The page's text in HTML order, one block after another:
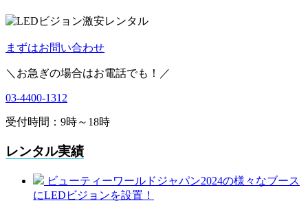
まずはお問い合わせ
＼お急ぎの場合はお電話でも！／
03-4400-1312
受付時間：9時～18時
レンタル実績
ビューティーワールドジャパン2024の様々なブース
にLEDビジョンを設置！